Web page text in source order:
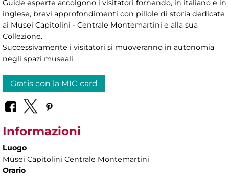
Guide esperte accolgono i visitatori fornendo, in italiano e in
inglese, brevi approfondimenti con pillole di storia dedicate
ai Musei Capitolini - Centrale Montemartini e alla sua
Collezione.
Successivamente i visitatori si muoveranno in autonomia
negli spazi museali.
Gratis con la MIC card
Informazioni
Luogo
Musei Capitolini Centrale Montemartini
Orario